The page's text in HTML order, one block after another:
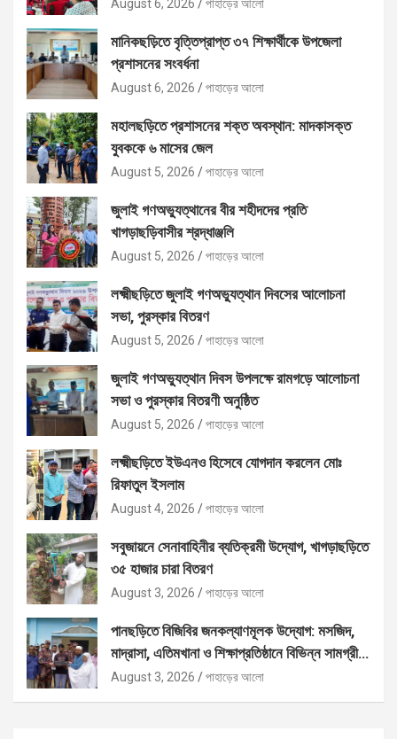
August 6, 2026 পাহাড়ের আলো
মানিকছড়িতে বৃত্তিপ্রাপ্ত ৩৭ শিক্ষার্থীকে উপজেলা
প্রশাসনের সংবর্ধনা
August 6, 2026 পাহাড়ের আলো
মহালছড়িতে প্রশাসনের শক্ত অবস্থান: মাদকাসক্ত
যুবককে ৬ মাসের জেল
August 5, 2026 পাহাড়ের আলো
জুলাই গণঅভ্যুত্থানের বীর শহীদদের প্রতি
খাগড়াছড়িবাসীর শ্রদ্ধাঞ্জলি
August 5, 2026 পাহাড়ের আলো
লক্ষ্মীছড়িতে জুলাই গণঅভ্যুত্থান দিবসের আলোচনা
সভা, পুরস্কার বিতরণ
August 5, 2026 পাহাড়ের আলো
জুলাই গণঅভ্যুত্থান দিবস উপলক্ষে রামগড়ে আলোচনা
সভা ও পুরস্কার বিতরণী অনুষ্ঠিত
August 5, 2026 পাহাড়ের আলো
লক্ষ্মীছড়িতে ইউএনও হিসেবে যোগদান করলেন মোঃ
রিফাতুল ইসলাম
August 4, 2026 পাহাড়ের আলো
সবুজায়নে সেনাবাহিনীর ব্যতিক্রমী উদ্যোগ, খাগড়াছড়িতে
৩৫ হাজার চারা বিতরণ
August 3, 2026 পাহাড়ের আলো
পানছড়িতে বিজিবির জনকল্যাণমূলক উদ্যোগ: মসজিদ,
মাদ্রাসা, এতিমখানা ও শিক্ষাপ্রতিষ্ঠানে বিভিন্ন সামগ্রী
বিতরণ
August 3, 2026 পাহাড়ের আলো